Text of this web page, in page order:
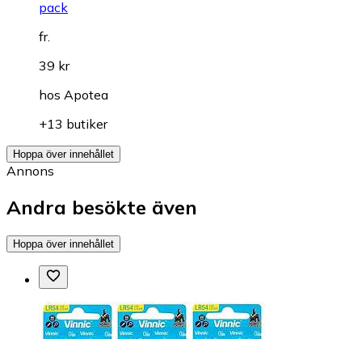
pack
fr.
39 kr
hos Apotea
+13 butiker
Hoppa över innehållet
Annons
Andra besökte även
Hoppa över innehållet